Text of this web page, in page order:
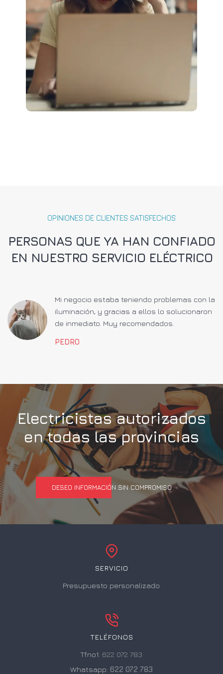
OPINIONES DE CLIENTES SATISFECHOS
PERSONAS QUE YA HAN CONFIADO
EN NUESTRO SERVICIO ELÉCTRICO
Mi negocio estaba teniendo problemas con la
iluminación, y gracias a ellos lo solucionaron
de inmediato. Muy recomendados.
PEDRO
Electricistas autorizados
en todas las provincias
DESEO INFORMACIÓN SIN COMPROMISO
SERVICIO
Presupuesto personalizado
TELÉFONOS
Tfno1: 622 072 783
Whatsapp: 622 072 783